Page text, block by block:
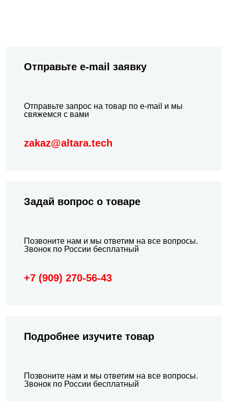
Отправьте e-mail заявку
Отправьте запрос на товар по e-mail и мы
свяжемся с вами
zakaz@altara.tech
Задай вопрос о товаре
Позвоните нам и мы ответим на все вопросы.
Звонок по России бесплатный
+7 (909) 270-56-43
Подробнeе изучите товар
Позвоните нам и мы ответим на все вопросы.
Звонок по России бесплатный